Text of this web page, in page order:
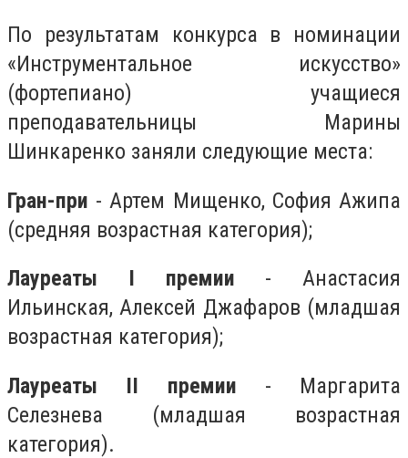
По результатам конкурса в номинации
«Инструментальное искусство»
(фортепиано) учащиеся
преподавательницы Марины
Шинкаренко заняли следующие места:
Гран-при - Артем Мищенко, София Ажипа
(средняя возрастная категория);
Лауреаты I премии - Анастасия
Ильинская, Алексей Джафаров (младшая
возрастная категория);
Лауреаты II премии - Маргарита
Селезнева (младшая возрастная
категория).